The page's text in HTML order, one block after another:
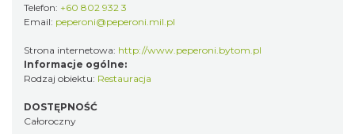
Telefon: +60 802 932 3
Email: peperoni@peperoni.mil.pl
Strona internetowa: http://www.peperoni.bytom.pl
Informacje ogólne:
Rodzaj obiektu: Restauracja
DOSTĘPNOŚĆ
Całoroczny